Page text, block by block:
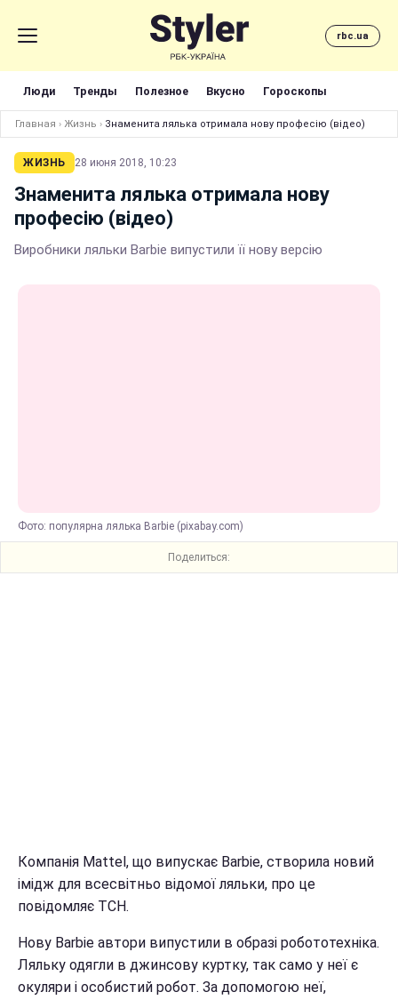
rbc.ua
Люди Тренды Полезное Вкусно Гороскопы
Главная › Жизнь › Знаменита лялька отримала нову професію (відео)
ЖИЗНЬ 28 июня 2018, 10:23
Знаменита лялька отримала нову
професію (відео)
Виробники ляльки Barbie випустили її нову версію
Фото: популярна лялька Barbie (pixabay.com)
Поделиться:
Компанія Mattel, що випускає Barbie, створила новий
імідж для всесвітньо відомої ляльки, про це
повідомляє ТСН.
Нову Barbie автори випустили в образі робототехніка.
Ляльку одягли в джинсову куртку, так само у неї є
окуляри і особистий робот. За допомогою неї,